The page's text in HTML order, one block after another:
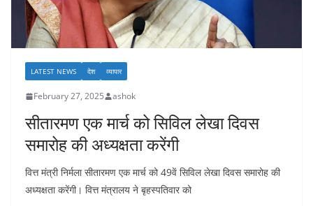
LATEST NEWS देश व्यापार
February 27, 2025 ashok
सीतारमण एक मार्च को सिविल लेखा दिवस
समारोह की अध्यक्षता करेंगी
वित्त मंत्री निर्मला सीतारमण एक मार्च को 49वें सिविल लेखा दिवस समारोह की
अध्यक्षता करेंगी। वित्त मंत्रालय ने बृहस्पतिवार को